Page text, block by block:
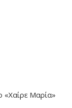
«Χαίρε Μαρία»